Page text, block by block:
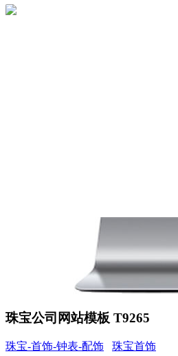
珠宝公司网站模板 T9265
珠宝-首饰-钟表-配饰 珠宝首饰